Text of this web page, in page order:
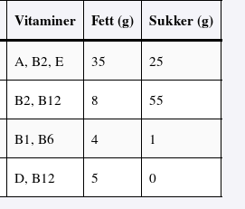
Vitaminer Fett (g) Sukker (g)
A, B2, E 35 25
B2, B12 8 55
B1, B6 4 1
D, B12 5 0